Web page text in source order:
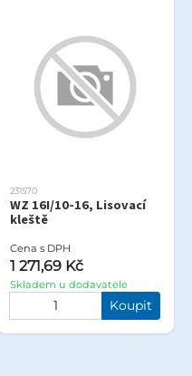
231570
WZ 16I/10-16, Lisovací
kleště
Cena s DPH
1 271,69 Kč
Skladem u dodavatele
Koupit